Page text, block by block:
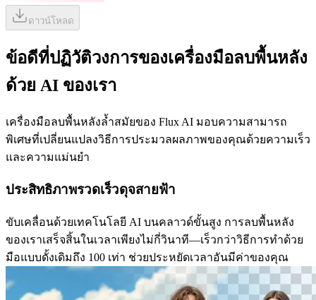
ดาวน์โหลด
ข้อดีที่ปฏิวัติวงการของเครื่องมือลบพื้นหลัง
ด้วย AI ของเรา
เครื่องมือลบพื้นหลังล้ำสมัยของ Flux AI มอบความสามารถ
พิเศษที่เปลี่ยนแปลงวิธีการประมวลผลภาพของคุณด้วยความเร็ว
และความแม่นยำ
ประสิทธิภาพรวดเร็วดุจสายฟ้า
ขับเคลื่อนด้วยเทคโนโลยี AI บนคลาวด์ขั้นสูง การลบพื้นหลัง
ของเราเสร็จสิ้นในเวลาเพียงไม่กี่วินาที—เร็วกว่าวิธีการทำด้วย
มือแบบดั้งเดิมถึง 100 เท่า ช่วยประหยัดเวลาอันมีค่าของคุณ